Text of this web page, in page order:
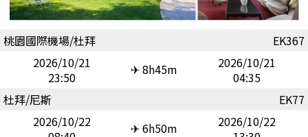
桃園國際機場/杜拜
EK367
2026/10/21
23:50
✈ 8h45m
2026/10/21
04:35
杜拜/尼斯
EK77
2026/10/22
✈ 6h50m
2026/10/22